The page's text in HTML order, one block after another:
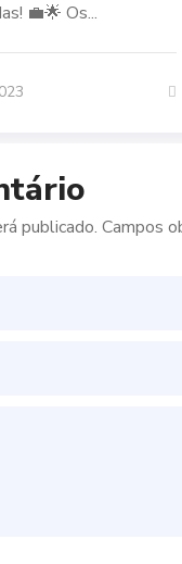
💼🌟 Os...
publicado. Campos